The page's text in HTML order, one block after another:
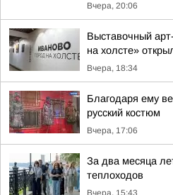
Вчера, 20:06
Выставочный
на холсте»
Вчера, 18:34
Благодаря ему
русский костюм
Вчера, 17:06
За два месяца
теплоходов
Вчера, 15:43